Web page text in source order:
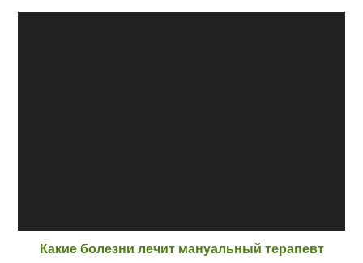
Какие болезни лечит мануальный терапевт